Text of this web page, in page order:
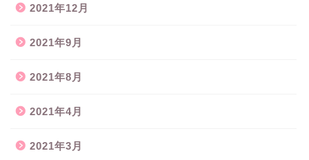
2021年12月
2021年9月
2021年8月
2021年4月
2021年3月